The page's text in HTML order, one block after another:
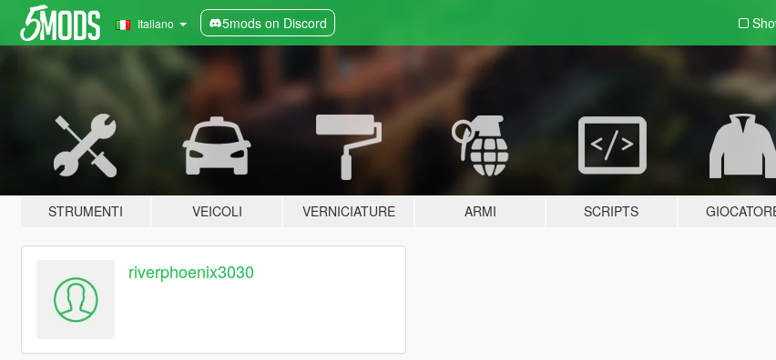
Italiano 5mods on Discord
STRUMENTI VEICOLI VERNICIATURE ARMI SCRIPTS
riverphoenix3030